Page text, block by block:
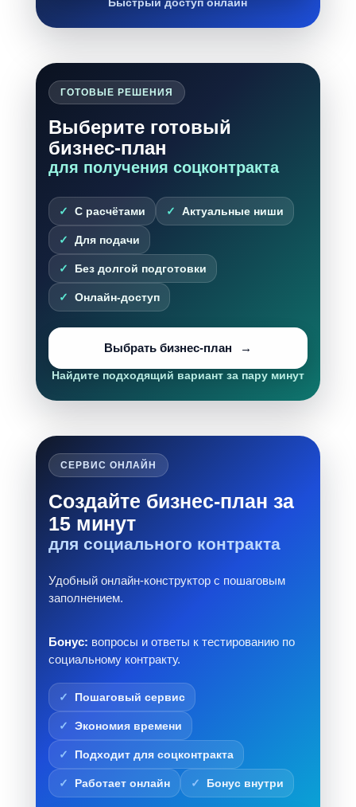
ГОТОВЫЕ РЕШЕНИЯ
Выберите готовый
бизнес-план
для получения соцконтракта
С расчётами Актуальные ниши
Для подачи
Без долгой подготовки
Онлайн-доступ
Выбрать бизнес-план
Найдите подходящий вариант за пару минут
СЕРВИС ОНЛАЙН
Создайте бизнес-план за
15 минут
для социального контракта
Удобный онлайн-конструктор с пошаговым
заполнением.
Бонус: вопросы и ответы к тестированию по
социальному контракту.
Пошаговый сервис
Экономия времени
Подходит для соцконтракта
Работает онлайн Бонус внутри